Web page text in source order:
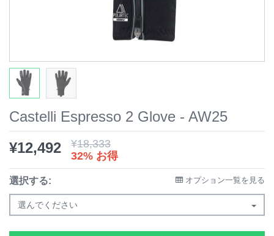
Castelli Espresso 2 Glove - AW25
¥12,492 ¥18,333
32% お得
選択する: オプション一覧を見る
選んでください